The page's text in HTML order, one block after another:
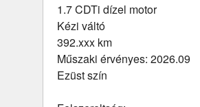
1.7 CDTi dízel motor
Kézi váltó
392.xxx km
Műszaki érvényes: 2026.09
Ezüst szín